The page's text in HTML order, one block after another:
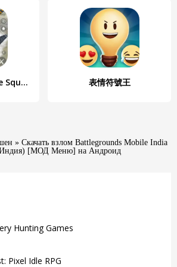
Hunting Games
Pixel Idle RPG
Battlegrounds Fire Squad War 表情符號王
» Скачать взлом Battlegrounds Mobile India
Индия) [МОД Меню] на Андроид